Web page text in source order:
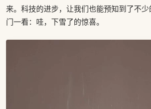
来。科技的进步，让我们也能预知到了不
门一看：哇，下雪了的惊喜。